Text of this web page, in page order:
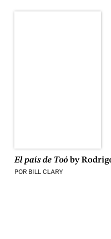
El país de Toó by
POR BILL CLARY